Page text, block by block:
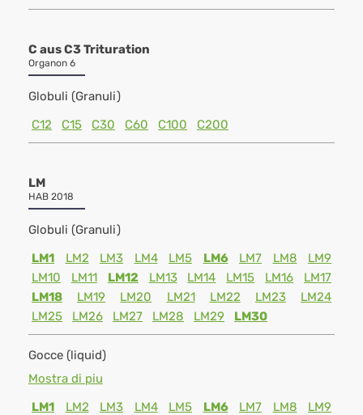
C aus C3 Trituration
Organon 6
Globuli (Granuli)
C12
C15 C30 C60 C100 C200
LM
HAB 2018
Globuli (Granuli)
LM1
LM2 LM3 LM4 LM5 LM6 LM7 LM8
LM9
LM10
LM11 LM12 LM13 LM14 LM15 LM16
LM17
LM18
LM19 LM20 LM21 LM22 LM23
LM24
LM25
LM26 LM27 LM28 LM29 LM30
Gocce (liquid)
Mostra di piu
LM1
LM2 LM3 LM4 LM5 LM6 LM7 LM8
LM9